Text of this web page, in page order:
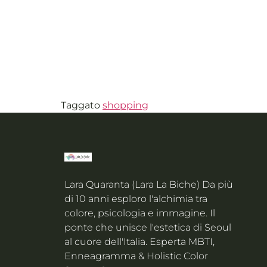
Taggato shopping
Lara Quaranta (Lara La Biche) Da più
di 10 anni esploro l'alchimia tra
colore, psicologia e immagine. Il
ponte che unisce l'estetica di Seoul
al cuore dell'Italia. Esperta MBTI,
Enneagramma & Holistic Color